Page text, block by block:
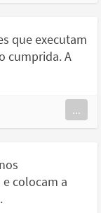
que executam
cumprida. A
...
colocam a